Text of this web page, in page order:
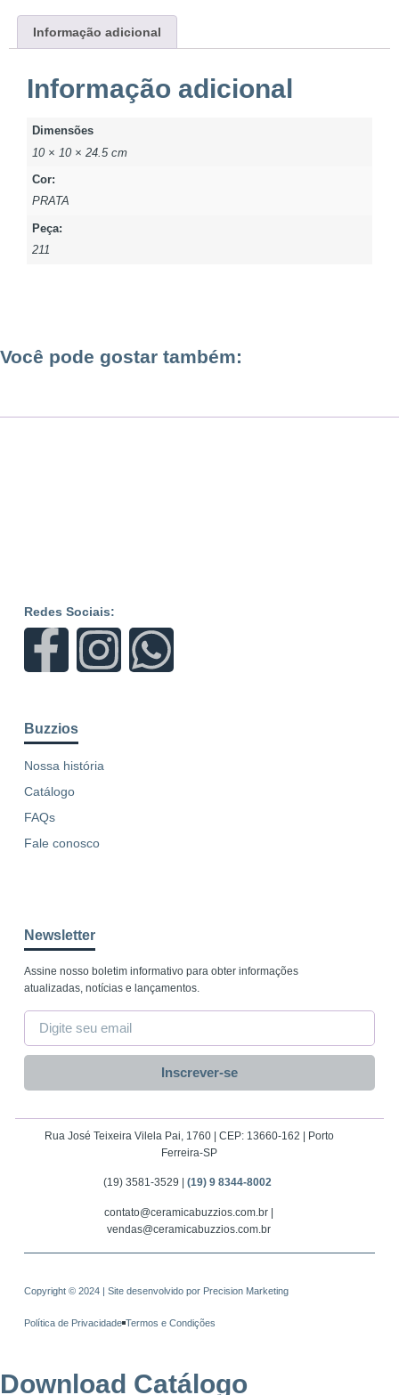
Informação adicional
Informação adicional
Dimensões
10 × 10 × 24.5 cm
Cor:
PRATA
Peça:
211
Você pode gostar também:
Redes Sociais:
Buzzios
Nossa história
Catálogo
FAQs
Fale conosco
Newsletter
Assine nosso boletim informativo para obter informações
atualizadas, notícias e lançamentos.
Inscrever-se
Rua José Teixeira Vilela Pai, 1760 | CEP: 13660-162 | Porto
Ferreira-SP
(19) 3581-3529 | (19) 9 8344-8002
contato@ceramicabuzzios.com.br |
vendas@ceramicabuzzios.com.br
Copyright © 2024 | Site desenvolvido por Precision Marketing
Política de Privacidade Termos e Condições
Download Catálogo